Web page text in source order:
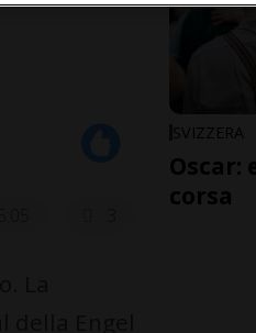
SVIZZERA
Oscar:
corsa